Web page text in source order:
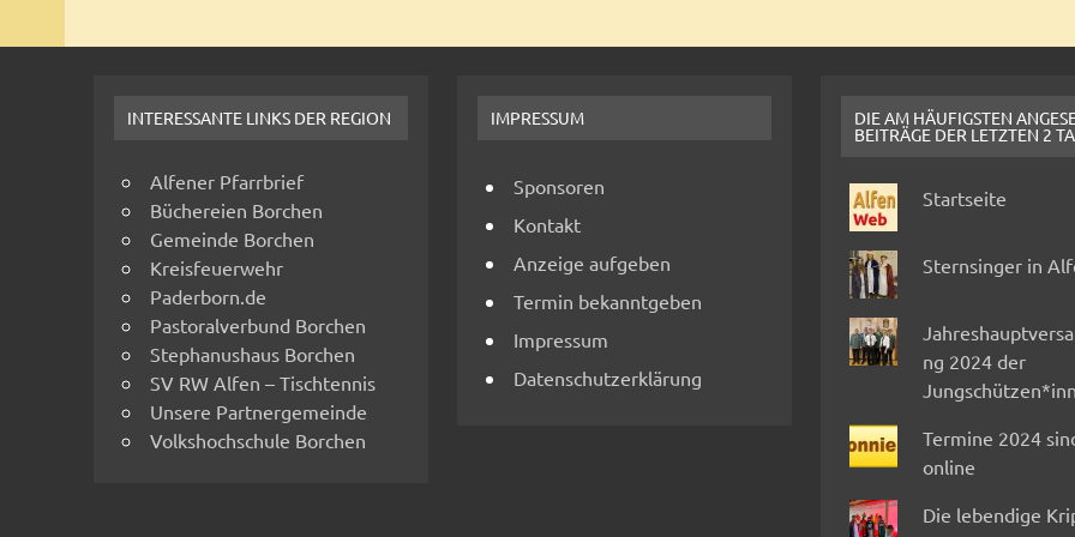
INTERESSANTE LINKS DER REGION
Alfener Pfarrbrief
Büchereien Borchen
Gemeinde Borchen
Kreisfeuerwehr
Paderborn.de
Pastoralverbund Borchen
Stephanushaus Borchen
SV RW Alfen – Tischtennis
Unsere Partnergemeinde
Volkshochschule Borchen
IMPRESSUM
Sponsoren
Kontakt
Anzeige aufgeben
Termin bekanntgeben
Impressum
Datenschutzerklärung
DIE AM HÄUFIGSTEN
BEITRÄGE DER LETZTEN 2
Startseite
Sternsinger in
ng 2024 der
Termine 2024
online
Die lebendige